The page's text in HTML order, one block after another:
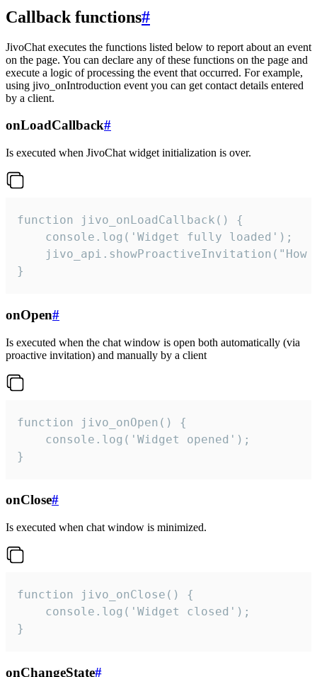
Callback functions#
JivoChat executes the functions listed below to report about an event
on the page. You can declare any of these functions on the page and
execute a logic of processing the event that occurred. For example,
using jivo_onIntroduction event you can get contact details entered
by a client.
onLoadCallback#
Is executed when JivoChat widget initialization is over.
function jivo_onLoadCallback() {
    console.log('Widget fully loaded');
jivo_api.showProactiveInvitation("How
}
onOpen#
Is executed when the chat window is open both automatically (via
proactive invitation) and manually by a client
function jivo_onOpen() {
    console.log('Widget opened');
}
onClose#
Is executed when chat window is minimized.
function jivo_onClose() {
    console.log('Widget closed');
}
onChangeState#